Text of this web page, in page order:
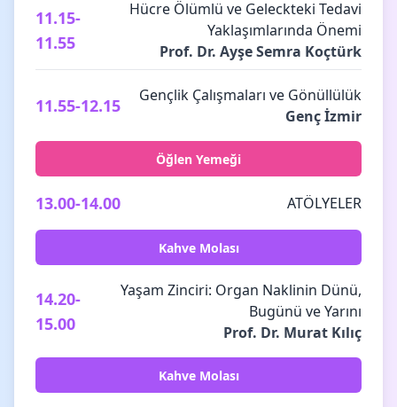
11.15-
11.55
Hücre Ölümlü ve Geleckteki Tedavi
Yaklaşımlarında Önemi
Prof. Dr. Ayşe Semra Koçtürk
11.55-12.15
Gençlik Çalışmaları ve Gönüllülük
Genç İzmir
Öğlen Yemeği
13.00-14.00 ATÖLYELER
Kahve Molası
14.20-
15.00
Yaşam Zinciri: Organ Naklinin Dünü,
Bugünü ve Yarını
Prof. Dr. Murat Kılıç
Kahve Molası